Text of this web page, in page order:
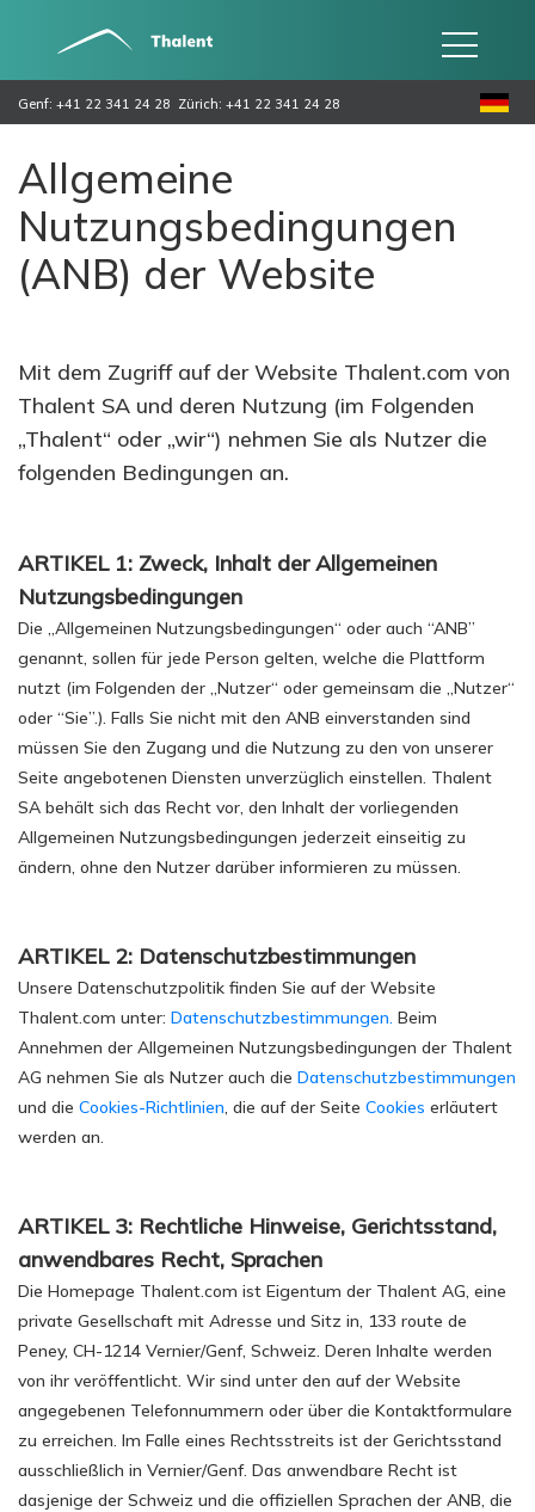
Genf: +41 22 341 24 28 Zürich: +41 22 341 24 28
Allgemeine
Nutzungsbedingungen
(ANB) der Website
Mit dem Zugriff auf der Website Thalent.com von
Thalent SA und deren Nutzung (im Folgenden
„Thalent“ oder „wir“) nehmen Sie als Nutzer die
folgenden Bedingungen an.
ARTIKEL 1: Zweck, Inhalt der Allgemeinen
Nutzungsbedingungen
Die „Allgemeinen Nutzungsbedingungen“ oder auch “ANB”
genannt, sollen für jede Person gelten, welche die Plattform
nutzt (im Folgenden der „Nutzer“ oder gemeinsam die „Nutzer“
oder “Sie”.). Falls Sie nicht mit den ANB einverstanden sind
müssen Sie den Zugang und die Nutzung zu den von unserer
Seite angebotenen Diensten unverzüglich einstellen. Thalent
SA behält sich das Recht vor, den Inhalt der vorliegenden
Allgemeinen Nutzungsbedingungen jederzeit einseitig zu
ändern, ohne den Nutzer darüber informieren zu müssen.
ARTIKEL 2: Datenschutzbestimmungen
Unsere Datenschutzpolitik finden Sie auf der Website
Thalent.com unter: Datenschutzbestimmungen. Beim
Annehmen der Allgemeinen Nutzungsbedingungen der Thalent
AG nehmen Sie als Nutzer auch die Datenschutzbestimmungen
und die Cookies-Richtlinien, die auf der Seite Cookies erläutert
werden an.
ARTIKEL 3: Rechtliche Hinweise, Gerichtsstand,
anwendbares Recht, Sprachen
Die Homepage Thalent.com ist Eigentum der Thalent AG, eine
private Gesellschaft mit Adresse und Sitz in, 133 route de
Peney, CH-1214 Vernier/Genf, Schweiz. Deren Inhalte werden
von ihr veröffentlicht. Wir sind unter den auf der Website
angegebenen Telefonnummern oder über die Kontaktformulare
zu erreichen. Im Falle eines Rechtsstreits ist der Gerichtsstand
ausschließlich in Vernier/Genf. Das anwendbare Recht ist
dasjenige der Schweiz und die offiziellen Sprachen der ANB, die